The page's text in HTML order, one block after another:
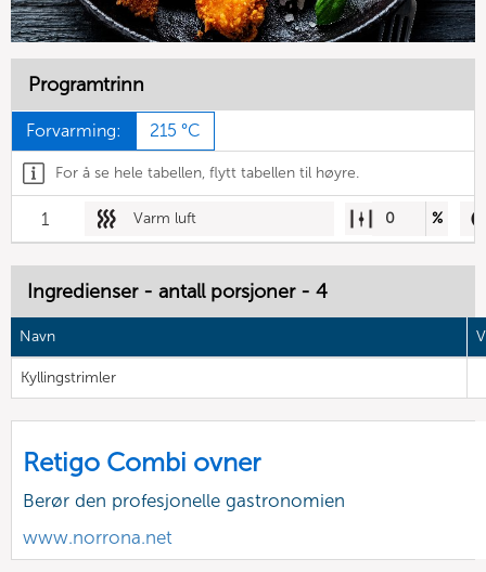
Programtrinn
Forvarming: 215 °C
For å se hele tabellen, flytt tabellen til høyre.
1 Varm luft 0 %
Ingredienser - antall porsjoner - 4
Navn
Kyllingstrimler
Retigo Combi ovner
Berør den profesjonelle gastronomien
www.norrona.net